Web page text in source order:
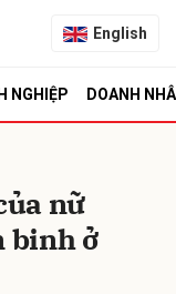
English
NGHIỆP DOANH
nữ
binh ở